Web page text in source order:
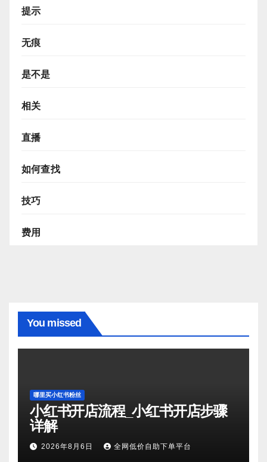
提示
无痕
是不是
相关
直播
如何查找
技巧
费用
You missed
哪里买小红书粉丝
小红书开店流程_小红书开店步骤
详解
2026年8月6日 全网低价自助下单平台